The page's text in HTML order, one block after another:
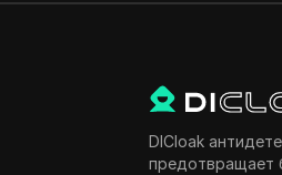
DICloak
предотвращает